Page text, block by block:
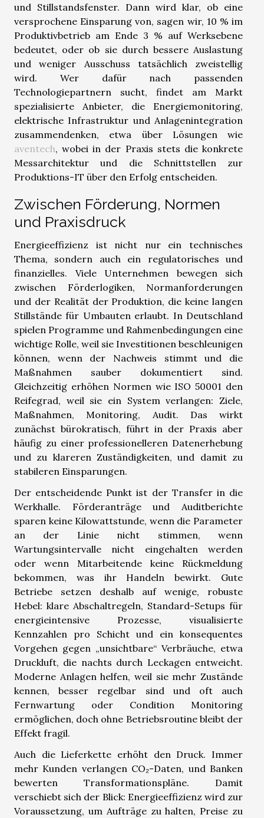
und Stillstandsfenster. Dann wird klar, ob eine
versprochene Einsparung von, sagen wir, 10 % im
Produktivbetrieb am Ende 3 % auf Werksebene
bedeutet, oder ob sie durch bessere Auslastung
und weniger Ausschuss tatsächlich zweistellig
wird. Wer dafür nach passenden
Technologiepartnern sucht, findet am Markt
spezialisierte Anbieter, die Energiemonitoring,
elektrische Infrastruktur und Anlagenintegration
zusammendenken, etwa über Lösungen wie
aventech, wobei in der Praxis stets die konkrete
Messarchitektur und die Schnittstellen zur
Produktions-IT über den Erfolg entscheiden.
Zwischen Förderung, Normen
und Praxisdruck
Energieeffizienz ist nicht nur ein technisches
Thema, sondern auch ein regulatorisches und
finanzielles. Viele Unternehmen bewegen sich
zwischen Förderlogiken, Normanforderungen
und der Realität der Produktion, die keine langen
Stillstände für Umbauten erlaubt. In Deutschland
spielen Programme und Rahmenbedingungen eine
wichtige Rolle, weil sie Investitionen beschleunigen
können, wenn der Nachweis stimmt und die
Maßnahmen sauber dokumentiert sind.
Gleichzeitig erhöhen Normen wie ISO 50001 den
Reifegrad, weil sie ein System verlangen: Ziele,
Maßnahmen, Monitoring, Audit. Das wirkt
zunächst bürokratisch, führt in der Praxis aber
häufig zu einer professionelleren Datenerhebung
und zu klareren Zuständigkeiten, und damit zu
stabileren Einsparungen.
Der entscheidende Punkt ist der Transfer in die
Werkhalle. Förderanträge und Auditberichte
sparen keine Kilowattstunde, wenn die Parameter
an der Linie nicht stimmen, wenn
Wartungsintervalle nicht eingehalten werden
oder wenn Mitarbeitende keine Rückmeldung
bekommen, was ihr Handeln bewirkt. Gute
Betriebe setzen deshalb auf wenige, robuste
Hebel: klare Abschaltregeln, Standard-Setups für
energieintensive Prozesse, visualisierte
Kennzahlen pro Schicht und ein konsequentes
Vorgehen gegen „unsichtbare“ Verbräuche, etwa
Druckluft, die nachts durch Leckagen entweicht.
Moderne Anlagen helfen, weil sie mehr Zustände
kennen, besser regelbar sind und oft auch
Fernwartung oder Condition Monitoring
ermöglichen, doch ohne Betriebsroutine bleibt der
Effekt fragil.
Auch die Lieferkette erhöht den Druck. Immer
mehr Kunden verlangen CO₂-Daten, und Banken
bewerten Transformationspläne. Damit
verschiebt sich der Blick: Energieeffizienz wird zur
Voraussetzung, um Aufträge zu halten, Preise zu